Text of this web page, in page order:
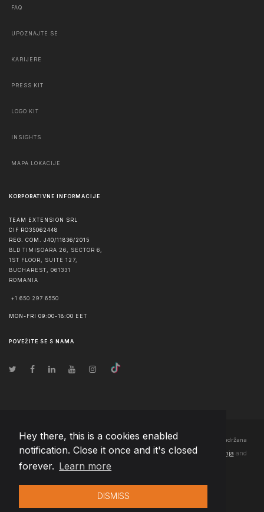
Hey there, this is a cookies enabled
notification. Close it once and it's closed
forever. Learn more
DISMISS
FAQ
UPOZNAJTE SE
KARIJERE
PRESS KIT
LOGO KIT
INSIGHTS
MAPA LOKACIJE
KORPORATIVNE INFORMACIJE
TEAM EXTENSION SRL
CIF RO35062448
REG. COM. J40/11836/2015
BLD TIMIȘOARA 26, SECTOR 6,
1ST FLOOR, SUITE 127,
BUCHAREST
061331
ROMANIA
+1 650 297 6550
MON-FRI 09:00-18:00 EET
POVEŽITE SE S NAMA
© Autorska prava 2026 Team Extension Bosnia Herzegovina - Sva prava zadržana
Changelog● Korišćenjem ove stranice slažete se sa našimPravila korištenja and
Politika privatnosti